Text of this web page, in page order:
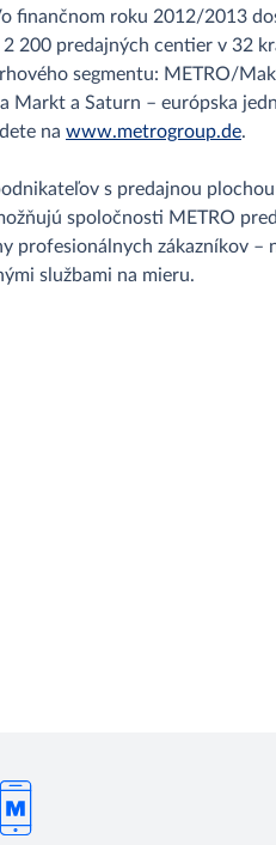
finančnom roku 2012/2013
200 predajných centier v 32
segmentu: METRO/
Markt a Saturn – európska
na www.metrogroup.de.
s predajnou plochou
spoločnosti METRO
profesionálnych zákazníkov –
službami na mieru.